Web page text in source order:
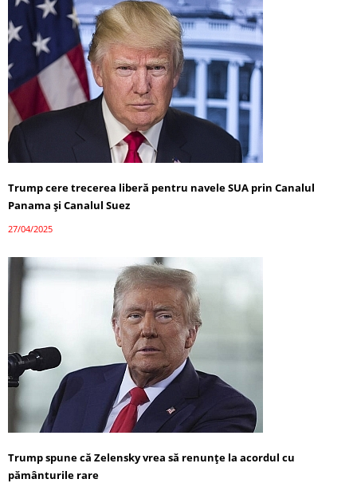
Trump cere trecerea liberă pentru navele SUA prin Canalul
Panama și Canalul Suez
27/04/2025
Trump spune că Zelensky vrea să renunțe la acordul cu
pământurile rare